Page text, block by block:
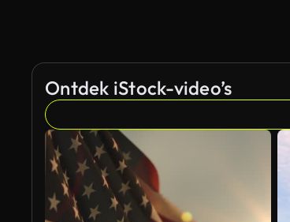
Ontdek iStock-video’s